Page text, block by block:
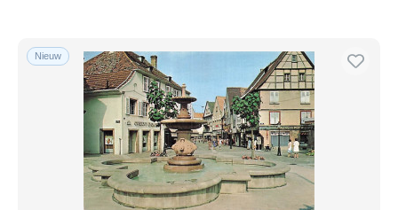
Toepassen
Nieuw